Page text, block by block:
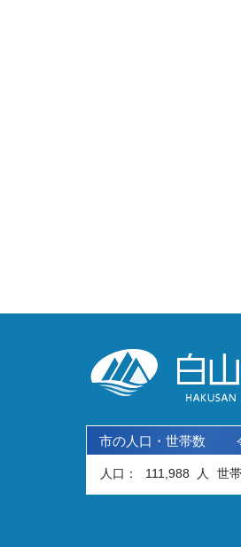
市の人口・世帯数
人口： 111,988 人 世帯